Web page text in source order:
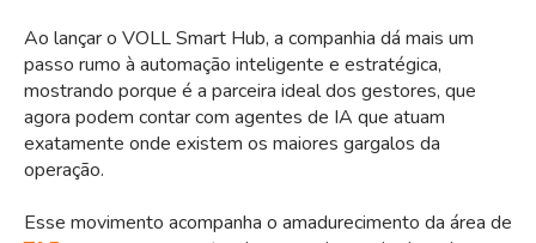
Ao lançar o VOLL Smart Hub, a companhia dá mais um
passo rumo à automação inteligente e estratégica,
mostrando porque é a parceira ideal dos gestores, que
agora podem contar com agentes de IA que atuam
exatamente onde existem os maiores gargalos da
operação.
Esse movimento acompanha o amadurecimento da área de